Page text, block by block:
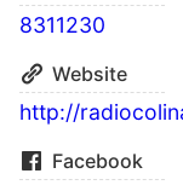
8311230
Website
http://
Facebook